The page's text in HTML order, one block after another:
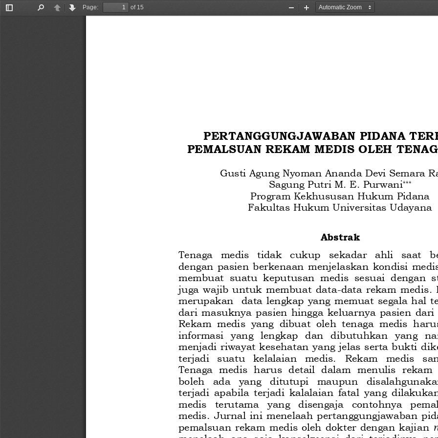
Toggle
PreviousNext
Page:
of 15
Zoom
Zoom
PERTANGGUNGJAWABAN PIDANA
PEMALSUAN REKAM MEDIS OLEH
Gusti Agung Nyoman Ananda Devi Semara
Sagung Putri M. E Purwani***
Program Kekhususan Hukum Pidana
Fakultas Hukum Universitas Udayana
Abstrak
Tenaga   medis   tidak
cukup sekadar ahli saat
dengan  pasien berkenaan  menjelaskan  kondisi
membuat  suatu  keputusan  medis  sesuai  dengan
juga  wajib  untuk membuat  data-data  rekam  medis
merupakan
data lengkap yang memuat segala hal
dari  masuknya  pasien  hingga  keluarnya  pasien  dari
Rekam  medis yang  dibuat  oleh  tenaga  medis
informasi  yang  lengkap  dan  dibutuhkan  yang
menjadi riwayat kesehatan yang jelas serta bukti dik
terjadi   suatu   kelalaian   medis.
Rekam   medis
Tenaga  medis  harus  detail  dalam  menulis  rekam
boleh   ada   yang   ditutupi   maupun
terjadi  apabila  terjadi  kalalaian  fatal  yang
medis   terutama   yang   disengaja   contohnya
medis.  Jurnal  ini  menelaah  pertanggungjawaban
pemalsuan rekam medis oleh dokter dengan kajian